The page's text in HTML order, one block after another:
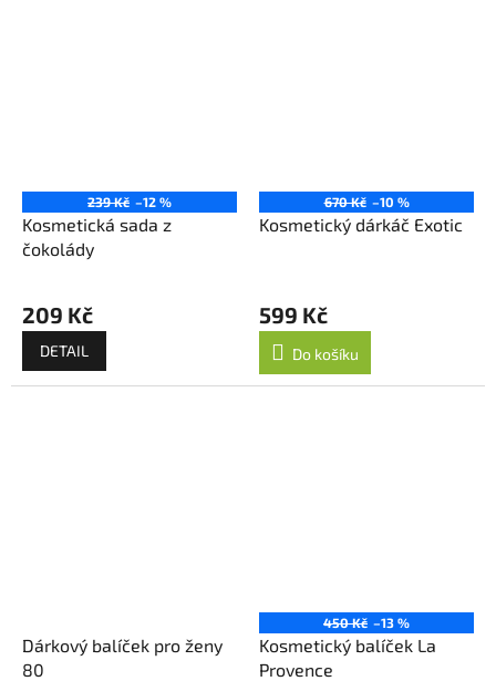
239 Kč –12 %
Kosmetická sada z
čokolády
209 Kč
DETAIL
670 Kč –10 %
Kosmetický dárkáč Exotic
599 Kč
Do košíku
Dárkový balíček pro ženy
80
450 Kč –13 %
Kosmetický balíček La
Provence